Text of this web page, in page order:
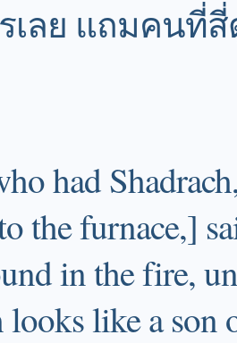
เลย แถมคนที่
had
the furnace,]
in the fire,
like a son